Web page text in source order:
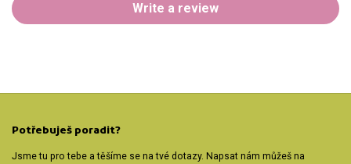
Write a review
Potřebuješ poradit?
Jsme tu pro tebe a těšíme se na tvé dotazy. Napsat nám můžeš na